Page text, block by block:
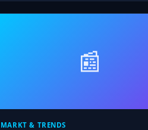
📰
MARKT & TRENDS